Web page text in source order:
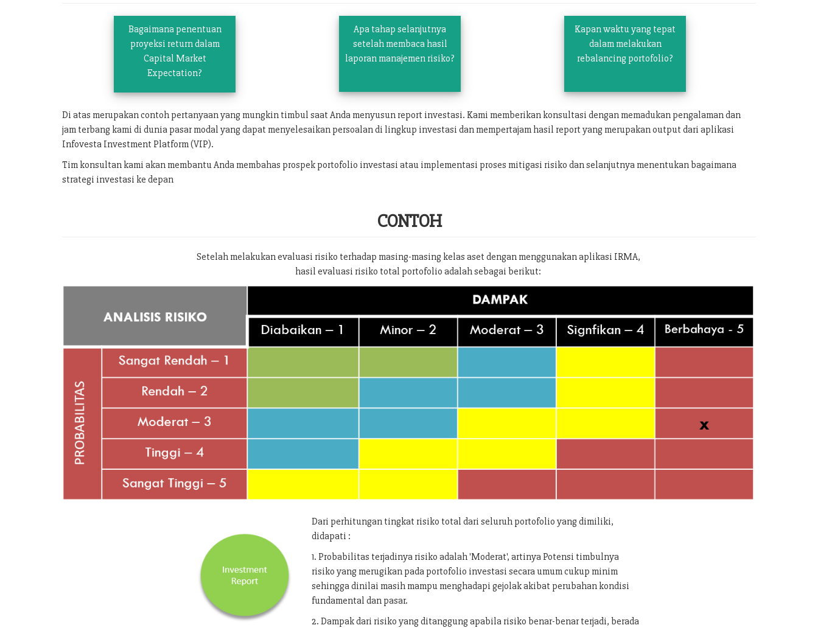
Bagaimana penentuan
proyeksi return dalam
Capital Market
Expectation?
Apa tahap selanjutnya
setelah membaca hasil
laporan manajemen risiko?
Kapan waktu yang tepat
dalam melakukan
rebalancing portofolio?
Di atas merupakan contoh pertanyaan yang mungkin timbul saat Anda menyusun report investasi. Kami memberikan konsultasi dengan memadukan pengalaman dan
jam terbang kami di dunia pasar modal yang dapat menyelesaikan persoalan di lingkup investasi dan mempertajam hasil report yang merupakan output dari aplikasi
Infovesta Investment Platform (VIP).
Tim konsultan kami akan membantu Anda membahas prospek portofolio investasi atau implementasi proses mitigasi risiko dan selanjutnya menentukan bagaimana
strategi investasi ke depan
CONTOH
Setelah melakukan evaluasi risiko terhadap masing-masing kelas aset dengan menggunakan aplikasi IRMA,
hasil evaluasi risiko total portofolio adalah sebagai berikut:
Dari perhitungan tingkat risiko total dari seluruh portofolio yang dimiliki,
didapati :
1. Probabilitas terjadinya risiko adalah 'Moderat', artinya Potensi timbulnya
risiko yang merugikan pada portofolio investasi secara umum cukup minim
sehingga dinilai masih mampu menghadapi gejolak akibat perubahan kondisi
fundamental dan pasar.
2. Dampak dari risiko yang ditanggung apabila risiko benar-benar terjadi, berada